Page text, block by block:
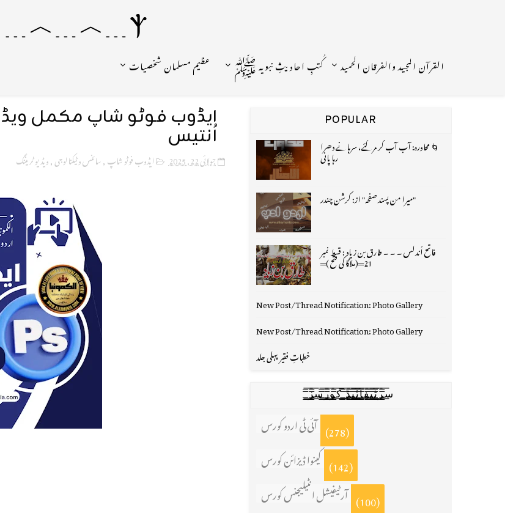
Ⲯ﹍︿﹍︿﹍ الکمونیا ﹍Ⲯ﹍Ⲯ﹍︿﹍☼
القرآن المجید والفرقان الحمید کُتبِ احادیثِ نبویہ ﷺ عظیم مسلمان شخصیات
ایڈوب فوٹو شاپ مکمل
اُنتیس
جولائی 22, 2025 ایڈوب فوٹو شاپ,سائنس و ٹیکنالوجی,ویڈیو ٹریننگ
POPULAR
🌀 محاورہ: آب آب کر مر گئے، سرہانے دھرا
رہا پانی
"میرا من پسند صفحہ" از: کرشن چندر
فاتح اُندلس ۔ ۔ ۔ طارق بن زیاد : قسط نمبر
21═(ملاگا کی فتح )═
New Post/Thread Notification: Photo Gallery
New Post/Thread Notification: Photo Gallery
خطباتِ فقیر پہلی جلد
س̳̿͟͞ر̳̿͟͞ٹ̳̿͟͞ی̳̿͟͞ف̳̿͟͞ا̳̿͟͞ي̳̳̿ٔ̿͟͟͞͞ی̳̿͟͞ڈ̳̿͟͞ ̳̿͟͞ک̳̿͟͞و̳̿͟͞ر̳̿͟͞س̳̿͟͞ز̳̿͟͞
آئی ٹی اردو کورس (278)
کینوا ڈیزائن کورس (142)
آرٹیفیشل انٹیلیجنس کورس (100)